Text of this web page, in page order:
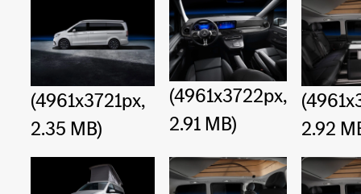
(4961x3721px,
2.35 MB)
(4961x3722px,
2.91 MB)
2.92